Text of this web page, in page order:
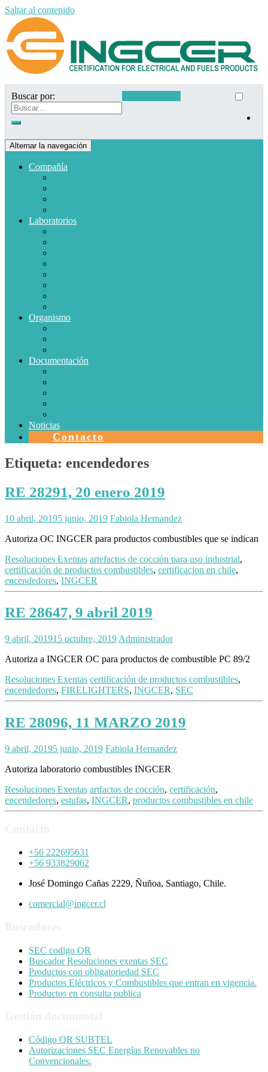
Saltar al contenido
Buscar por:
Alternar la navegación
Compañía
Laboratorios
Organismo
Documentación
Noticias
Contacto
Etiqueta: encendedores
RE 28291, 20 enero 2019
10 abril, 20195 junio, 2019 Fabiola Hernandez
Autoriza OC INGCER para productos combustibles que se indican
Resoluciones Exentas artefactos de cocción para uso industrial,
certificación de productos combustibles, certificacion en chile,
encendedores, INGCER
RE 28647, 9 abril 2019
9 abril, 201915 octubre, 2019 Administrador
Autoriza a INGCER OC para productos de combustible PC 89/2
Resoluciones Exentas certificación de productos combustibles,
encendedores, FIRELIGHTERS, INGCER, SEC
RE 28096, 11 MARZO 2019
9 abril, 20195 junio, 2019 Fabiola Hernandez
Autoriza laboratorio combustibles INGCER
Resoluciones Exentas artfactos de cocción, certificación,
encendedores, estufas, INGCER, productos combustibles en chile
+56 222695631
+56 933829062
José Domingo Cañas 2229, Ñuñoa, Santiago, Chile.
comercial@ingcer.cl
SEC codigo QR
Buscador Resoluciones exentas SEC
Productos con obligatoriedad SEC
Productos Eléctricos y Combustibles que entran en vigencia.
Productos en consulta publica
Código QR SUBTEL
Autorizaciones SEC Energías Renovables no
Convencionales.